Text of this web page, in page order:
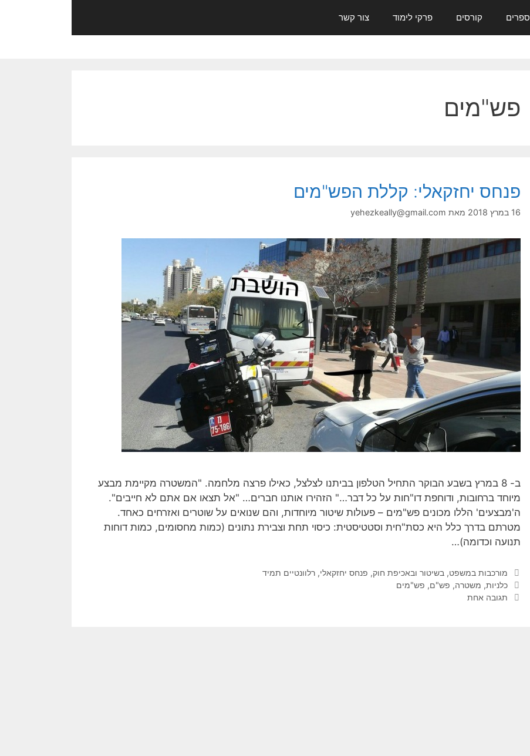
ספרים קורסים פרקי לימוד צור קשר
פש"מים
פנחס יחזקאלי: קללת הפש"מים
16 במרץ 2018 מאת yehezkeally@gmail.com
ב- 8 במרץ בשבע הבוקר התחיל הטלפון בביתנו לצלצל, כאילו פרצה מלחמה. "המשטרה מקיימת מבצע
מיוחד ברחובות, ודוחפת דו"חות על כל דבר…" הזהירו אותנו חברים… "אל תצאו אם אתם לא חייבים".
ה'מבצעים' הללו מכונים פש"מים – פעולות שיטור מיוחדות, והם שנואים על שוטרים ואזרחים כאחד.
מטרתם בדרך כלל היא כסת"חית וסטטיסטית: כיסוי תחת וצבירת נתונים (כמות מחסומים, כמות דוחות
תנועה וכדומה)…
קטגוריות
מורכבות במשפט, בשיטור ובאכיפת חוק, פנחס יחזקאלי, רלוונטיים תמיד
תגיות
כלניות, משטרה, פש"ם, פש"מים
תגובה אחת